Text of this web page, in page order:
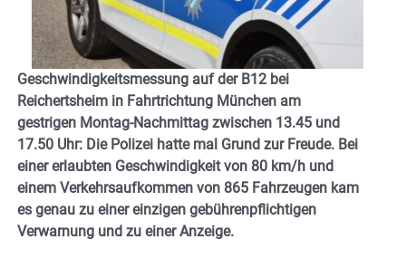
Geschwindigkeitsmessung auf der B12 bei
Reichertsheim in Fahrtrichtung München am
gestrigen Montag-Nachmittag zwischen 13.45 und
17.50 Uhr: Die Polizei hatte mal Grund zur Freude. Bei
einer erlaubten Geschwindigkeit von 80 km/h und
einem Verkehrsaufkommen von 865 Fahrzeugen kam
es genau zu einer einzigen gebührenpflichtigen
Verwarnung und zu einer Anzeige.